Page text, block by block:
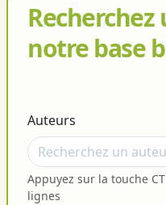
notre base
Auteurs
Appuyez sur la touche
lignes